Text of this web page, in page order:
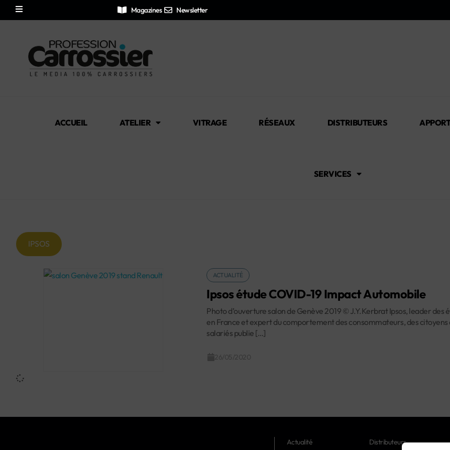
Magazines Newsletter
ACCUEIL ATELIER VITRAGE RÉSEAUX DISTRIBUTEURS
SERVICES
IPSOS
ACTUALITÉ
Ipsos étude COVID-19 Impact Automobile
Photo d’ouverture salon de Genève 2019 © J.Y.Kerbrat Ipsos, leader des
en France et expert du comportement des consommateurs, des citoyens
salariés publie […]
Actualité Distributeurs